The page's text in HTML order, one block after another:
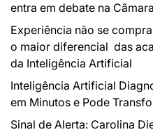
entra em debate na
Experiência não se
o maior diferencial das
da Inteligência Artificial
Inteligência Artificial
em Minutos e Pode
Sinal de Alerta: Carolina